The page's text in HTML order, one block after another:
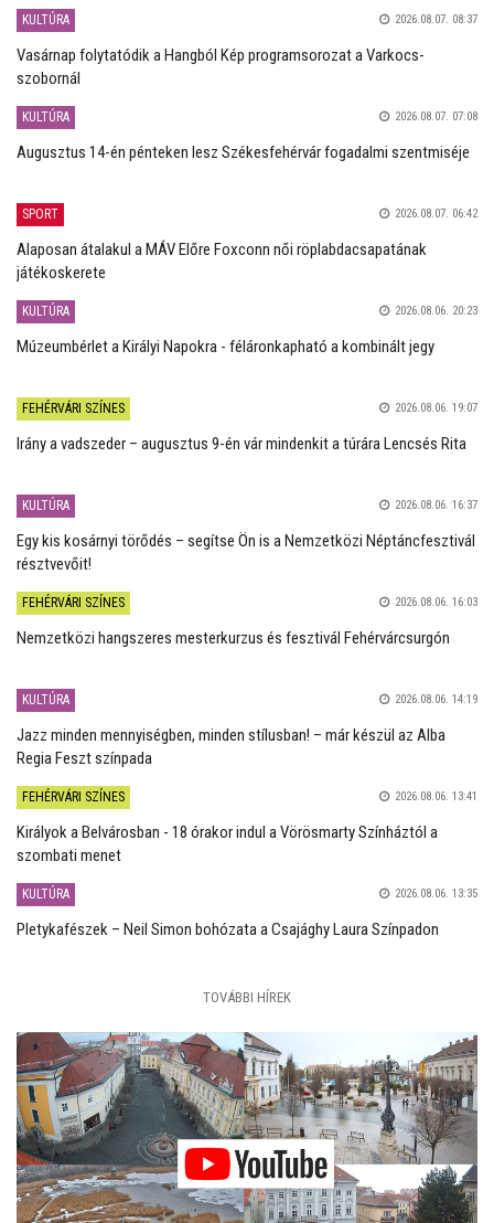
KULTÚRA 2026.08.07. 08:37
Vasárnap folytatódik a Hangból Kép programsorozat a Varkocs-
szobornál
KULTÚRA 2026.08.07. 07:08
Augusztus 14-én pénteken lesz Székesfehérvár fogadalmi szentmiséje
SPORT 2026.08.07. 06:42
Alaposan átalakul a MÁV Előre Foxconn női röplabdacsapatának
játékoskerete
KULTÚRA 2026.08.06. 20:23
Múzeumbérlet a Királyi Napokra - féláronkapható a kombinált jegy
FEHÉRVÁRI SZÍNES 2026.08.06. 19:07
Irány a vadszeder – augusztus 9-én vár mindenkit a túrára Lencsés Rita
KULTÚRA 2026.08.06. 16:37
Egy kis kosárnyi törődés – segítse Ön is a Nemzetközi Néptáncfesztivál
résztvevőit!
FEHÉRVÁRI SZÍNES 2026.08.06. 16:03
Nemzetközi hangszeres mesterkurzus és fesztivál Fehérvárcsurgón
KULTÚRA 2026.08.06. 14:19
Jazz minden mennyiségben, minden stílusban! – már készül az Alba
Regia Feszt színpada
FEHÉRVÁRI SZÍNES 2026.08.06. 13:41
Királyok a Belvárosban - 18 órakor indul a Vörösmarty Színháztól a
szombati menet
KULTÚRA 2026.08.06. 13:35
Pletykafészek – Neil Simon bohózata a Csajághy Laura Színpadon
TOVÁBBI HÍREK